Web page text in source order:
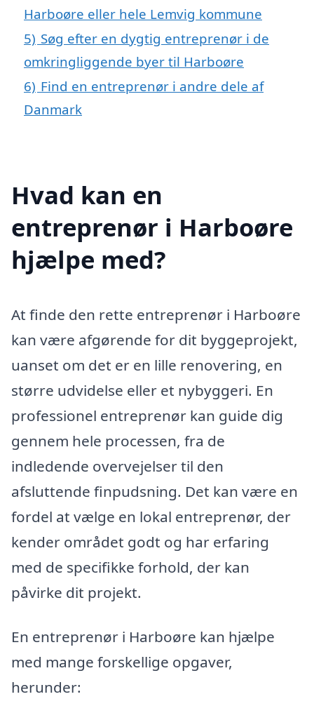
Harboøre eller hele Lemvig kommune
5) Søg efter en dygtig entreprenør i de
omkringliggende byer til Harboøre
6) Find en entreprenør i andre dele af
Danmark
Hvad kan en
entreprenør i Harboøre
hjælpe med?
At finde den rette entreprenør i Harboøre
kan være afgørende for dit byggeprojekt,
uanset om det er en lille renovering, en
større udvidelse eller et nybyggeri. En
professionel entreprenør kan guide dig
gennem hele processen, fra de
indledende overvejelser til den
afsluttende finpudsning. Det kan være en
fordel at vælge en lokal entreprenør, der
kender området godt og har erfaring
med de specifikke forhold, der kan
påvirke dit projekt.
En entreprenør i Harboøre kan hjælpe
med mange forskellige opgaver,
herunder: